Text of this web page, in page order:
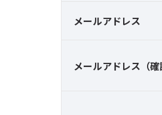
メールアドレス
メールアドレス（確